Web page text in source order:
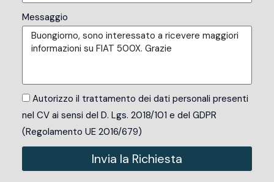
Messaggio
Autorizzo il trattamento dei dati personali presenti
nel CV ai sensi del D. Lgs. 2018/101 e del GDPR
(Regolamento UE 2016/679)
Invia la Richiesta